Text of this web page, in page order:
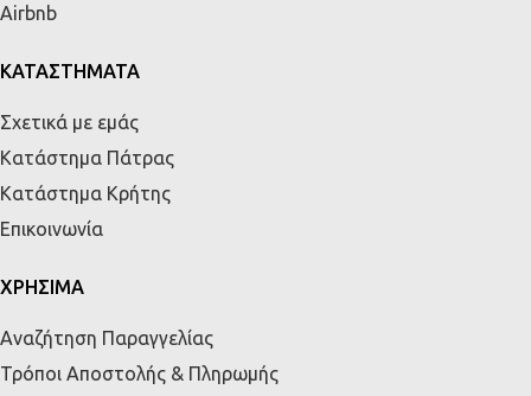
Airbnb
ΚΑΤΑΣΤΗΜΑΤΑ
Σχετικά με εμάς
Κατάστημα Πάτρας
Κατάστημα Κρήτης
Επικοινωνία
ΧΡΗΣΙΜΑ
Αναζήτηση Παραγγελίας
Τρόποι Αποστολής & Πληρωμής